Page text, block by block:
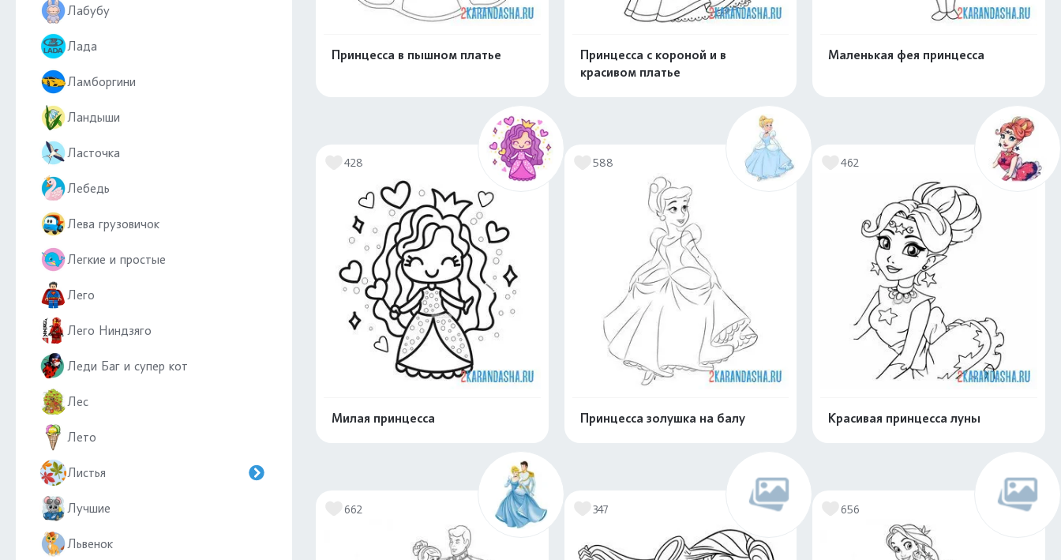
Лабубу
Лада
Ламборгини
Ландыши
Ласточка
Лебедь
Лева грузовичок
Легкие и простые
Лего
Лего Ниндзяго
Леди Баг и супер кот
Лес
Лето
Листья
Лучшие
Львенок
Принцесса в пышном платье
Распечатать и скачать
Принцесса с короной и в
красивом платье
Маленькая фея принцесса
428
Милая принцесса
588
Принцесса золушка на балу
462
Красивая принцесса луны
662 347 656